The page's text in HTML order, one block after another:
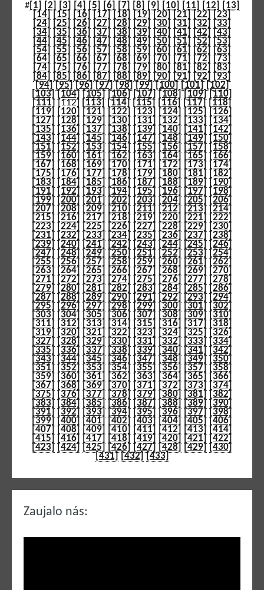
Zaujalo nás:
#[1] [2] [3] [4] [5] [6] [7] [8] [9] [10] [11] [12]
[13]
[14]
[15] [16] [17] [18] [19] [20] [21] [22]
[23]
[24]
[25] [26] [27] [28] [29] [30] [31] [32]
[33]
[34]
[35] [36] [37] [38] [39] [40] [41] [42]
[43]
[44]
[45] [46] [47] [48] [49] [50] [51] [52]
[53]
[54]
[55] [56] [57] [58] [59] [60] [61] [62]
[63]
[64]
[65] [66] [67] [68] [69] [70] [71] [72]
[73]
[74]
[75] [76] [77] [78] [79] [80] [81] [82]
[83]
[84]
[85] [86] [87] [88] [89] [90] [91] [92]
[93]
[94]
[95] [96] [97] [98] [99] [100] [101]
[102]
[103]
[104] [105] [106] [107] [108] [109]
[110]
[111]
[112] [113] [114] [115] [116] [117]
[118]
[119]
[120] [121] [122] [123] [124] [125]
[126]
[127]
[128] [129] [130] [131] [132] [133]
[134]
[135]
[136] [137] [138] [139] [140] [141]
[142]
[143]
[144] [145] [146] [147] [148] [149]
[150]
[151]
[152] [153] [154] [155] [156] [157]
[158]
[159]
[160] [161] [162] [163] [164] [165]
[166]
[167]
[168] [169] [170] [171] [172] [173]
[174]
[175]
[176] [177] [178] [179] [180] [181]
[182]
[183]
[184] [185] [186] [187] [188] [189]
[190]
[191]
[192] [193] [194] [195] [196] [197]
[198]
[199]
[200] [201] [202] [203] [204] [205]
[206]
[207]
[208] [209] [210] [211] [212] [213]
[214]
[215]
[216] [217] [218] [219] [220] [221]
[222]
[223]
[224] [225] [226] [227] [228] [229]
[230]
[231]
[232] [233] [234] [235] [236] [237]
[238]
[239]
[240] [241] [242] [243] [244] [245]
[246]
[247]
[248] [249] [250] [251] [252] [253]
[254]
[255]
[256] [257] [258] [259] [260] [261]
[262]
[263]
[264] [265] [266] [267] [268] [269]
[270]
[271]
[272] [273] [274] [275] [276] [277]
[278]
[279]
[280] [281] [282] [283] [284] [285]
[286]
[287]
[288] [289] [290] [291] [292] [293]
[294]
[295]
[296] [297] [298] [299] [300] [301]
[302]
[303]
[304] [305] [306] [307] [308] [309]
[310]
[311]
[312] [313] [314] [315] [316] [317]
[318]
[319]
[320] [321] [322] [323] [324] [325]
[326]
[327]
[328] [329] [330] [331] [332] [333]
[334]
[335]
[336] [337] [338] [339] [340] [341]
[342]
[343]
[344] [345] [346] [347] [348] [349]
[350]
[351]
[352] [353] [354] [355] [356] [357]
[358]
[359]
[360] [361] [362] [363] [364] [365]
[366]
[367]
[368] [369] [370] [371] [372] [373]
[374]
[375]
[376] [377] [378] [379] [380] [381]
[382]
[383]
[384] [385] [386] [387] [388] [389]
[390]
[391]
[392] [393] [394] [395] [396] [397]
[398]
[399]
[400] [401] [402] [403] [404] [405]
[406]
[407]
[408] [409] [410] [411] [412] [413]
[414]
[415]
[416] [417] [418] [419] [420] [421]
[422]
[423]
[424] [425] [426] [427] [428] [429]
[430]
[431]
[432] [433]